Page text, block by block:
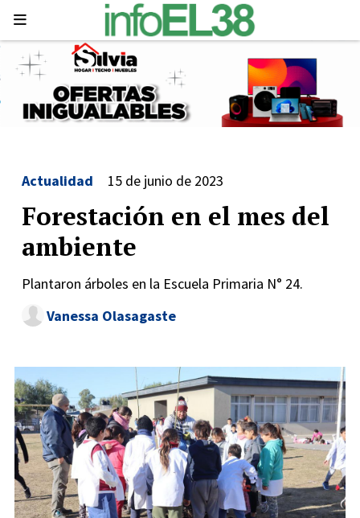
Forestación en el mes del
ambiente
Plantaron árboles en la Escuela Primaria N° 24.
Actualidad 15 de junio de 2023
Vanessa Olasagaste